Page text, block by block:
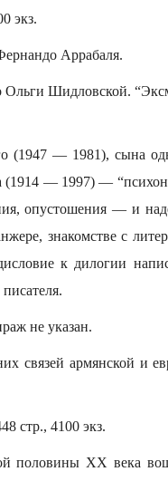
экз.
Аррабаля.
Ольги Шидловской.
(1947 — 1981), сына
— 1997) —
опустошения — и
знакомстве с
к дилогии
не указан.
связей армянской и
стр., 4100 экз.
половины ХХ века